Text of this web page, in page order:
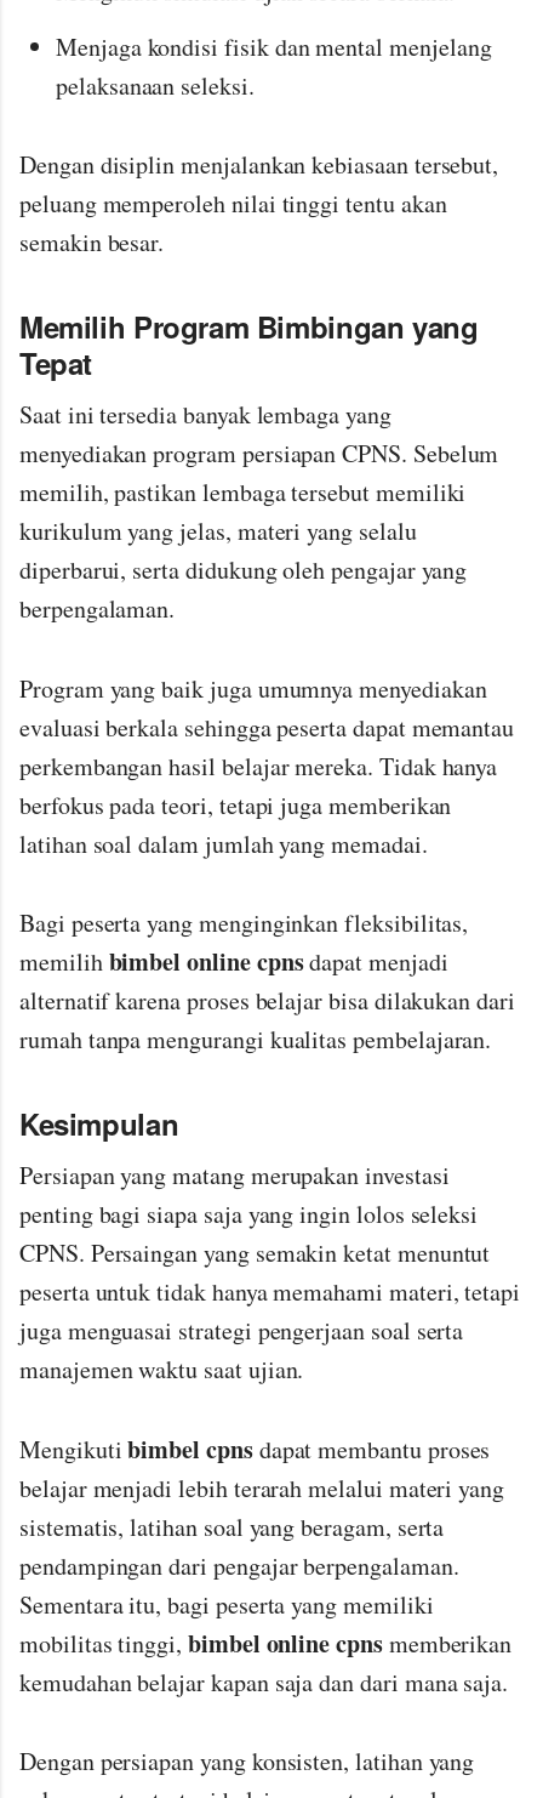
Menjaga kondisi fisik dan mental menjelang
pelaksanaan seleksi.
Dengan disiplin menjalankan kebiasaan tersebut,
peluang memperoleh nilai tinggi tentu akan
semakin besar.
Memilih Program Bimbingan yang
Tepat
Saat ini tersedia banyak lembaga yang
menyediakan program persiapan CPNS. Sebelum
memilih, pastikan lembaga tersebut memiliki
kurikulum yang jelas, materi yang selalu
diperbarui, serta didukung oleh pengajar yang
berpengalaman.
Program yang baik juga umumnya menyediakan
evaluasi berkala sehingga peserta dapat memantau
perkembangan hasil belajar mereka. Tidak hanya
berfokus pada teori, tetapi juga memberikan
latihan soal dalam jumlah yang memadai.
Bagi peserta yang menginginkan fleksibilitas,
memilihbimbel online cpnsdapat menjadi
alternatif karena proses belajar bisa dilakukan dari
rumah tanpa mengurangi kualitas pembelajaran.
Kesimpulan
Persiapan yang matang merupakan investasi
penting bagi siapa saja yang ingin lolos seleksi
CPNS. Persaingan yang semakin ketat menuntut
peserta untuk tidak hanya memahami materi, tetapi
juga menguasai strategi pengerjaan soal serta
manajemen waktu saat ujian.
Mengikutibimbel cpnsdapat membantu proses
belajar menjadi lebih terarah melalui materi yang
sistematis, latihan soal yang beragam, serta
pendampingan dari pengajar berpengalaman.
Sementara itu, bagi peserta yang memiliki
mobilitas tinggi, bimbel online cpnsmemberikan
kemudahan belajar kapan saja dan dari mana saja.
Dengan persiapan yang konsisten, latihan yang